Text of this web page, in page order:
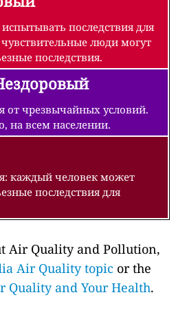
последствия для
чувствительные люди могут
последствия.
от чрезвычайных условий.
на всем населении.
каждый человек может
последствия для
Air Quality and Pollution,
Air Quality topic or the
Quality and Your Health.